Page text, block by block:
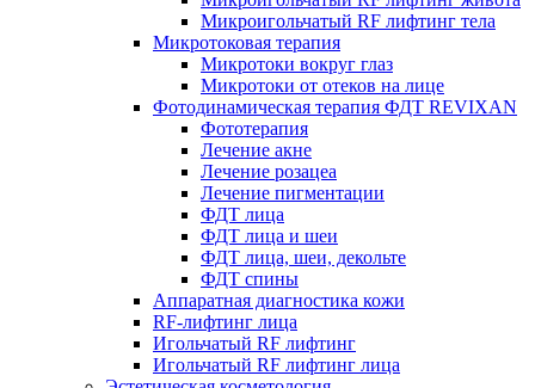
Микроигольчатый RF лифтинг тела
Микротоковая терапия
Микротоки вокруг глаз
Микротоки от отеков на лице
Фотодинамическая терапия ФДТ REVIXAN
Фототерапия
Лечение акне
Лечение розацеа
Лечение пигментации
ФДТ лица
ФДТ лица и шеи
ФДТ лица, шеи, декольте
ФДТ спины
Аппаратная диагностика кожи
RF-лифтинг лица
Игольчатый RF лифтинг
Игольчатый RF лифтинг лица